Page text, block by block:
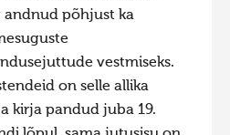
andnud põhjust ka
vestmiseks.
on selle allika
kirja pandud juba 19.